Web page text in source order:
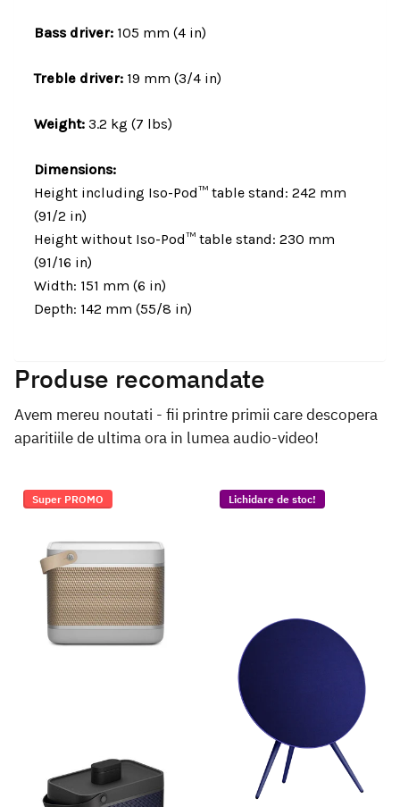
Bass driver: 105 mm (4 in)
Treble driver: 19 mm (3/4 in)
Weight:3.2 kg (7 lbs)
Dimensions:
Height including Iso-Pod™ table stand: 242 mm
(91/2 in)
Height without Iso-Pod™ table stand: 230 mm
(91/16 in)
Width: 151 mm (6 in)
Depth: 142 mm (55/8 in)
Produse recomandate
Avem mereu noutati - fii printre primii care descopera
aparitiile de ultima ora in lumea audio-video!
Super PROMO Lichidare de stoc!